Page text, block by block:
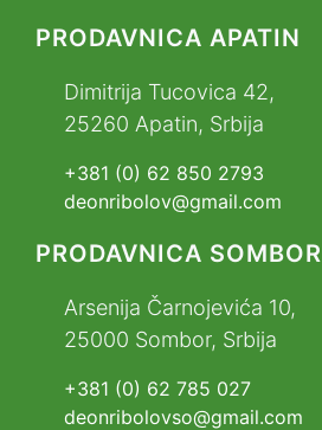
PRODAVNICA APATIN
Dimitrija Tucovica 42,
25260 Apatin, Srbija
+381 (0) 62 850 2793
deonribolov@gmail.com
PRODAVNICA SOMBOR
Arsenija Čarnojevića 10,
25000 Sombor, Srbija
+381 (0) 62 785 027
deonribolovso@gmail.com